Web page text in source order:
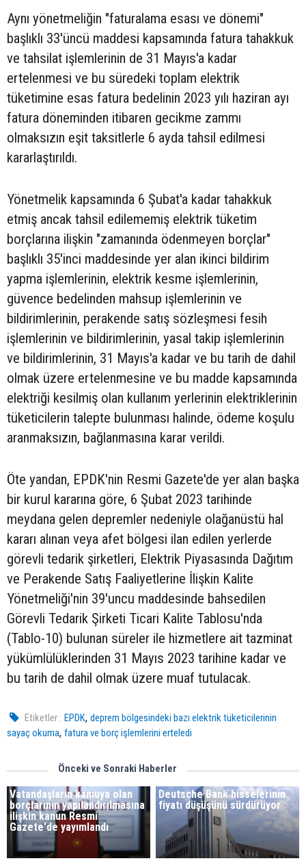
Aynı yönetmeliğin "faturalama esası ve dönemi"
başlıklı 33'üncü maddesi kapsamında fatura tahakkuk
ve tahsilat işlemlerinin de 31 Mayıs'a kadar
ertelenmesi ve bu süredeki toplam elektrik
tüketimine esas fatura bedelinin 2023 yılı haziran ayı
fatura döneminden itibaren gecikme zammı
olmaksızın eşit taksitlerle 6 ayda tahsil edilmesi
kararlaştırıldı.
Yönetmelik kapsamında 6 Şubat'a kadar tahakkuk
etmiş ancak tahsil edilememiş elektrik tüketim
borçlarına ilişkin "zamanında ödenmeyen borçlar"
başlıklı 35'inci maddesinde yer alan ikinci bildirim
yapma işlemlerinin, elektrik kesme işlemlerinin,
güvence bedelinden mahsup işlemlerinin ve
bildirimlerinin, perakende satış sözleşmesi fesih
işlemlerinin ve bildirimlerinin, yasal takip işlemlerinin
ve bildirimlerinin, 31 Mayıs'a kadar ve bu tarih de dahil
olmak üzere ertelenmesine ve bu madde kapsamında
elektriği kesilmiş olan kullanım yerlerinin elektriklerinin
tüketicilerin talepte bulunması halinde, ödeme koşulu
aranmaksızın, bağlanmasına karar verildi.
Öte yandan, EPDK'nin Resmi Gazete'de yer alan başka
bir kurul kararına göre, 6 Şubat 2023 tarihinde
meydana gelen depremler nedeniyle olağanüstü hal
kararı alınan veya afet bölgesi ilan edilen yerlerde
görevli tedarik şirketleri, Elektrik Piyasasında Dağıtım
ve Perakende Satış Faaliyetlerine İlişkin Kalite
Yönetmeliği'nin 39'uncu maddesinde bahsedilen
Görevli Tedarik Şirketi Ticari Kalite Tablosu'nda
(Tablo-10) bulunan süreler ile hizmetlere ait tazminat
yükümlülüklerinden 31 Mayıs 2023 tarihine kadar ve
bu tarih de dahil olmak üzere muaf tutulacak.
Etiketler : EPDK,deprem bölgesindeki bazı elektrik tüketicilerinin
sayaç okuma, fatura ve borç işlemlerini erteledi
Önceki ve Sonraki Haberler
Vatandaşların kamuya olan
borçlarının yapılandırılmasına
ilişkin kanun Resmi
Gazete'de yayımlandı
Deutsche Bank hisselerinin
fiyatı düşüşünü sürdürüyor